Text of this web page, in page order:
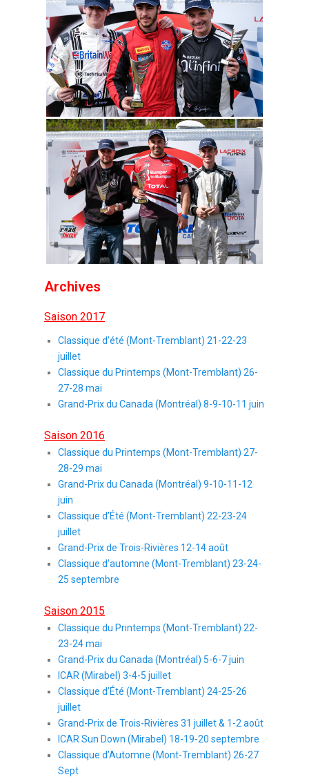
Archives
Saison 2017
Classique d’été (Mont-Tremblant) 21-22-23
juillet
Classique du Printemps (Mont-Tremblant) 26-
27-28 mai
Grand-Prix du Canada (Montréal) 8-9-10-11 juin
Saison 2016
Classique du Printemps (Mont-Tremblant) 27-
28-29 mai
Grand-Prix du Canada (Montréal) 9-10-11-12
juin
Classique d’Été (Mont-Tremblant) 22-23-24
juillet
Grand-Prix de Trois-Rivières 12-14 août
Classique d’automne (Mont-Tremblant) 23-24-
25 septembre
Saison 2015
Classique du Printemps (Mont-Tremblant) 22-
23-24 mai
Grand-Prix du Canada (Montréal) 5-6-7 juin
ICAR (Mirabel) 3-4-5 juillet
Classique d’Été (Mont-Tremblant) 24-25-26
juillet
Grand-Prix de Trois-Rivières 31 juillet & 1-2 août
ICAR Sun Down (Mirabel) 18-19-20 septembre
Classique d’Automne (Mont-Tremblant) 26-27
Sept